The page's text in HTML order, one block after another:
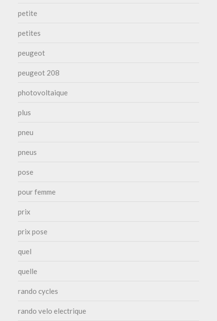
petite
petites
peugeot
peugeot 208
photovoltaique
plus
pneu
pneus
pose
pour femme
prix
prix pose
quel
quelle
rando cycles
rando velo electrique